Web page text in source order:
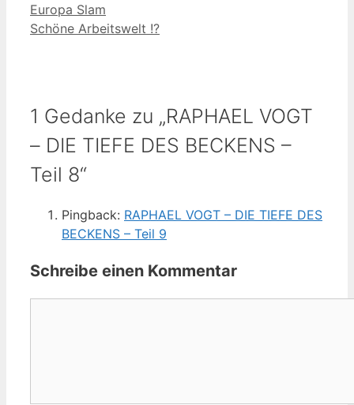
Europa Slam
Schöne Arbeitswelt !?
1 Gedanke zu „RAPHAEL VOGT
– DIE TIEFE DES BECKENS –
Teil 8“
Pingback: RAPHAEL VOGT – DIE TIEFE DES
BECKENS – Teil 9
Schreibe einen Kommentar